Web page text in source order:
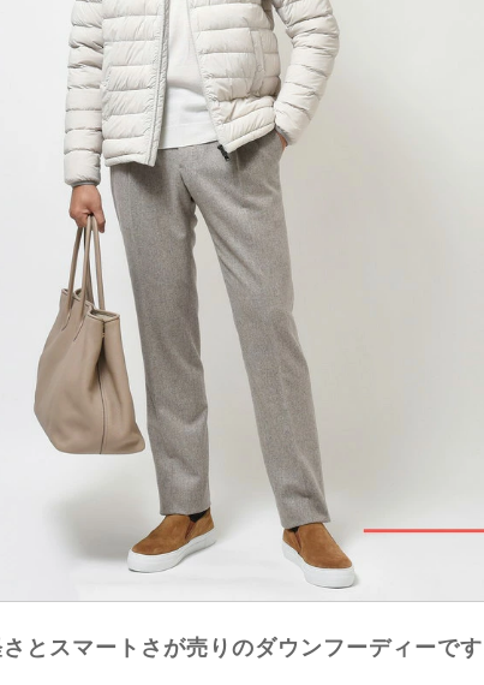
とスマートさが売りのダウンフーディーです